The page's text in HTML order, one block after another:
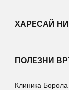
ХАРЕСАЙ
ПОЛЕЗНИ
Клиника Борола